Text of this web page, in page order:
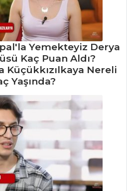
Yemekteyiz Derya
Kaç Puan Aldı?
Küçükkızılkaya Nereli
Yaşında?